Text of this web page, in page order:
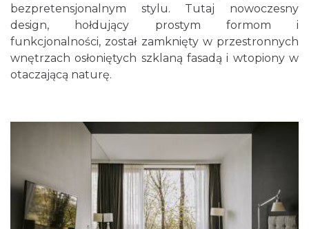
bezpretensjonalnym stylu. Tutaj nowoczesny
design, hołdujący prostym formom i
funkcjonalności, został zamknięty w przestronnych
wnętrzach osłoniętych szklaną fasadą i wtopiony w
otaczającą naturę.